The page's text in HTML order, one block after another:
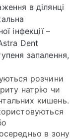
в ділянці
інфекції –
Dent
запалення,
розчини
натрію чи
кишень.
в зону